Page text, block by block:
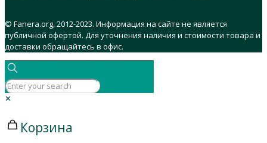
© Fanera.org, 2012-2023. Информация на сайте не является
публичной офертой. Для уточнения наличия и стоимости товара и
доставки обращайтесь в офис.
✕
Корзина